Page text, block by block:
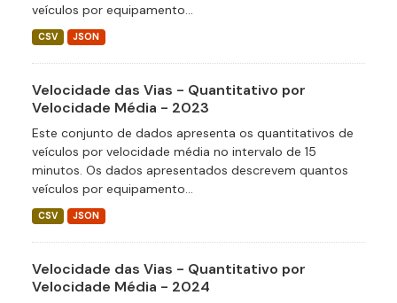
veículos por equipamento...
CSV JSON
Velocidade das Vias - Quantitativo por
Velocidade Média - 2023
Este conjunto de dados apresenta os quantitativos de
veículos por velocidade média no intervalo de 15
minutos. Os dados apresentados descrevem quantos
veículos por equipamento...
CSV JSON
Velocidade das Vias - Quantitativo por
Velocidade Média - 2024